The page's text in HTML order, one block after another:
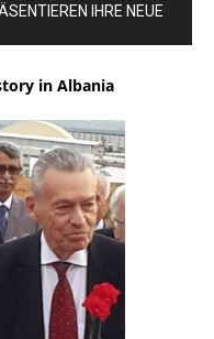
IHRE NEUE
in Albania